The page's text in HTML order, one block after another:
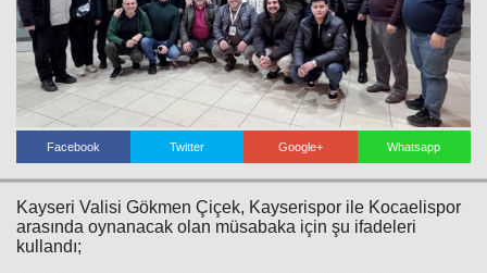
Facebook Twitter Google+ Whatsapp
Kayseri Valisi Gökmen Çiçek, Kayserispor ile Kocaelispor
arasında oynanacak olan müsabaka için şu ifadeleri
kullandı;
KÜNYE
İLETİŞİM